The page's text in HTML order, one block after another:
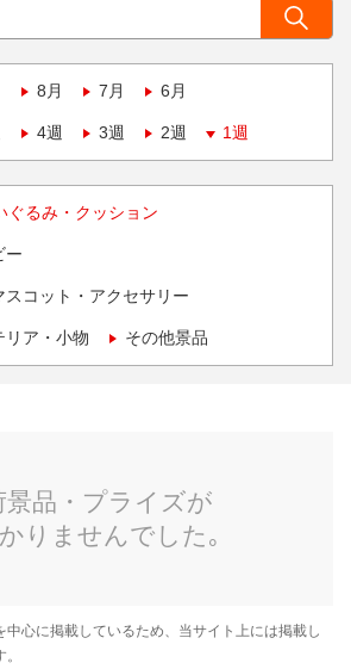
8月 7月 6月
4週 3週 2週 1週
ぐるみ・クッション
ー
スコット・アクセサリー
リア・小物 その他景品